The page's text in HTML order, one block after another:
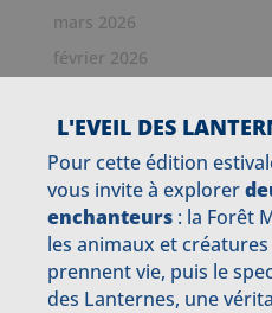
mars 2026
février 2026
décembre 2025
novembre 2025
octobre 2025
septembre 2025
juillet 2025
juin 2025
L'EVEIL DES
Pour cette édition
vous invite à explorer
enchanteurs : la Forêt
les animaux et
prennent vie, puis le
des Lanternes, une